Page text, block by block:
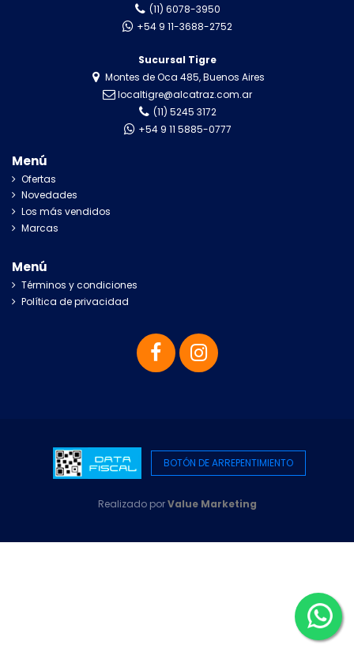
(11) 6078-3950
+54 9 11-3688-2752
Sucursal Tigre
Montes de Oca 485, Buenos Aires
localtigre@alcatraz.com.ar
(11) 5245 3172
+54 9 11 5885-0777
Menú
Ofertas
Novedades
Los más vendidos
Marcas
Menú
Términos y condiciones
Política de privacidad
BOTÓN DE ARREPENTIMIENTO
Realizado porValue Marketing